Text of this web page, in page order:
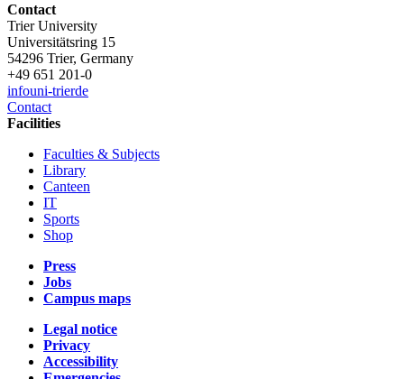
Contact
Trier University
Universitätsring 15
54296 Trier, Germany
+49 651 201-0
infouni-trierde
Contact
Facilities
Faculties & Subjects
Library
Canteen
IT
Sports
Shop
Press
Jobs
Campus maps
Legal notice
Privacy
Accessibility